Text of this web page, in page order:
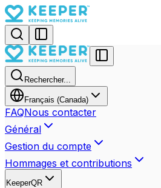
Rechercher...
Français (Canada)
FAQNous contacter
Général
Gestion du compte
Hommages et contributions
KeeperQR